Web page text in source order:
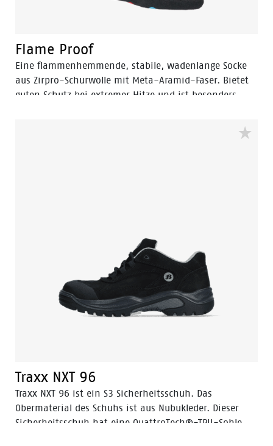
Flame Proof
Eine flammenhemmende, stabile, wadenlange Socke
aus Zirpro-Schurwolle mit Meta-Aramid-Faser. Bietet
guten Schutz bei extremer Hitze und ist besonders
entwickelt. Entspricht den Sicherheitsnormen EN ISO
Traxx NXT 96
Traxx NXT 96 ist ein S3 Sicherheitsschuh. Das
Obermaterial des Schuhs ist aus Nubukleder. Dieser
Sicherheitsschuh hat eine QuattroTech®-TPU-Sohle,